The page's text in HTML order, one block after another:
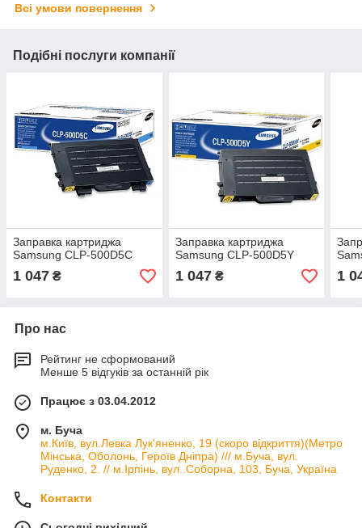
Всі умови повернення
Подібні послуги компанії
Заправка картриджа
Samsung CLP-500D5C
1 047 ₴
Заправка картриджа
Samsung CLP-500D5Y
1 047₴ 1
Про нас
Рейтинг не сформований
Менше 5 відгуків за останній рік
Працює з 03.04.2012
м. Буча
м.Київ, вул.Левка Лук'яненко, 19 (скоро відкриття)(Метро
Мінська, Оболонь, Героїв Дніпра) /// м.Буча, вул.
Руденко, 2. // м.Ірпінь, вул..Соборна, 103, Буча, Україна
Контакти